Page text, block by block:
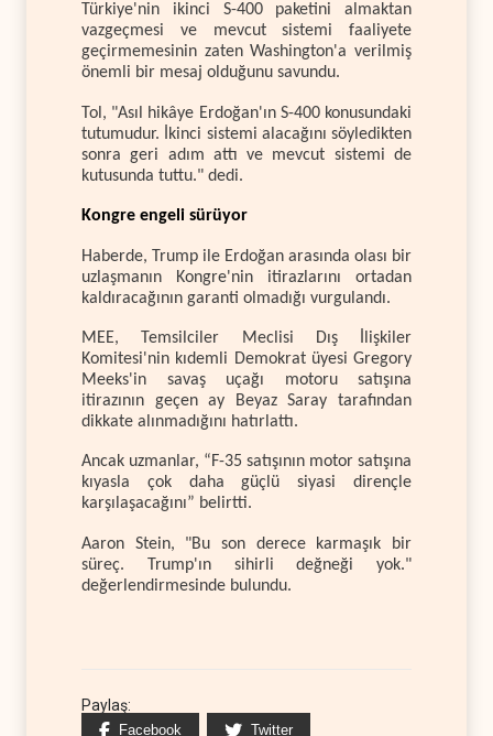
Türkiye'nin ikinci S-400 paketini almaktan
vazgeçmesi ve mevcut sistemi faaliyete
geçirmemesinin zaten Washington'a verilmiş
önemli bir mesaj olduğunu savundu.
Tol, "Asıl hikâye Erdoğan'ın S-400 konusundaki
tutumudur. İkinci sistemi alacağını söyledikten
sonra geri adım attı ve mevcut sistemi de
kutusunda tuttu." dedi.
Kongre engeli sürüyor
Haberde, Trump ile Erdoğan arasında olası bir
uzlaşmanın Kongre'nin itirazlarını ortadan
kaldıracağının garanti olmadığı vurgulandı.
MEE, Temsilciler Meclisi Dış İlişkiler
Komitesi'nin kıdemli Demokrat üyesi Gregory
Meeks'in savaş uçağı motoru satışına
itirazının geçen ay Beyaz Saray tarafından
dikkate alınmadığını hatırlattı.
Ancak uzmanlar, “F-35 satışının motor satışına
kıyasla çok daha güçlü siyasi dirençle
karşılaşacağını” belirtti.
Aaron Stein, "Bu son derece karmaşık bir
süreç. Trump'ın sihirli değneği yok."
değerlendirmesinde bulundu.
Paylaş:
Facebook Twitter